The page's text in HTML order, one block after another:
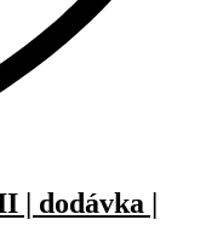
| dodávka |